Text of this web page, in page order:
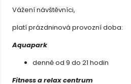
Vážení návštěvníci,
platí prázdninová provozní doba:
Aquapark
denně od 9 do 21 hodin
Fitness a relax centrum